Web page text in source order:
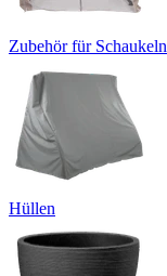
Zubehör für Schaukeln
Hüllen